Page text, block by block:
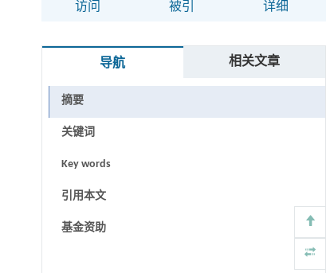
访问 被引 详细
导航 相关文章
摘要
关键词
Key words
引用本文
基金资助